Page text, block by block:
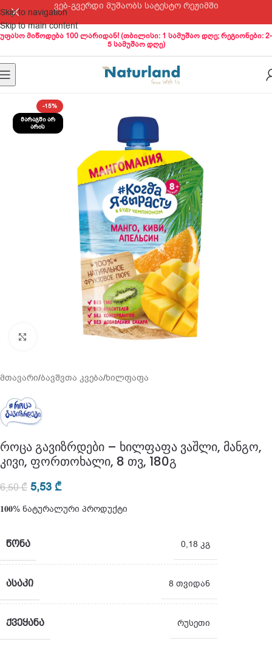
Skip to navigation
Skip to main content
ვებ-გვერდი მუშაობს სატესტო რეჟიმში
უფასო მიწოდება 100 ლარიდან! (თბილისი: 1 სამუშაო დღე; რეგიონები: 2-
5 სამუშაო დღე)
-15%
ᲛᲐᲠᲐᲒᲨᲘ ᲐᲠ
ᲐᲠᲘᲡ
მთავარი/ბავშვთა კვება/ხილფაფა
როცა გავიზრდები – ხილფაფა ვაშლი, მანგო,
კივი, ფორთოხალი, 8 თვ, 180გ
6,50₾ 5,53 ₾
𝟏𝟎𝟎% ნატურალური პროდუქტი
ᲬᲝᲜᲐ 0,18 კგ
ᲐᲡᲐᲙᲘ 8 თვიდან
ᲥᲕᲔᲧᲐᲜᲐ რუსეთი